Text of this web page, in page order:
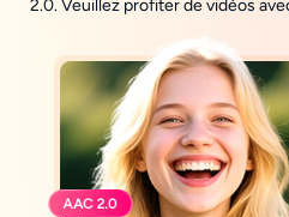
2.0. Veuillez profiter de vidéos